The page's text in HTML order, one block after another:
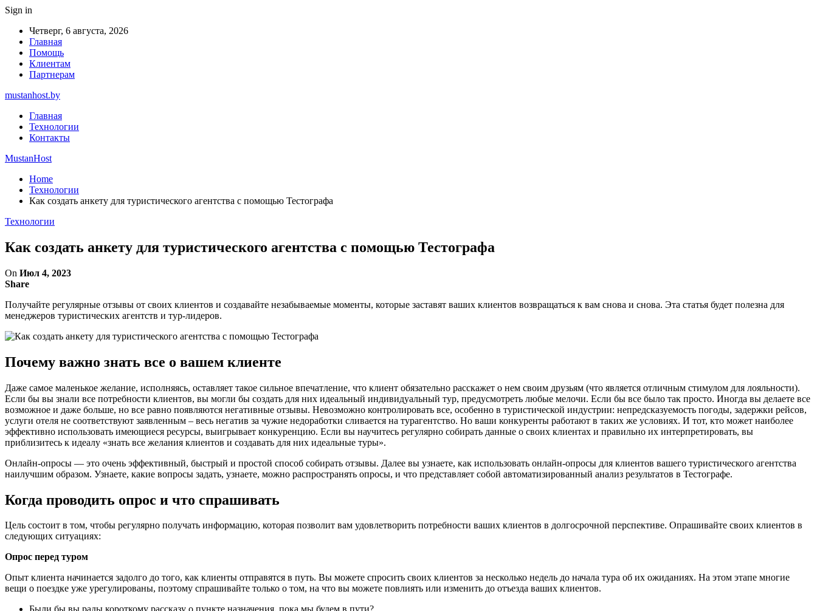
Sign in
Четверг, 6 августа, 2026
Главная
Помощь
Клиентам
Партнерам
mustanhost.by
Главная
Технологии
Контакты
MustanHost
Home
Технологии
Как создать анкету для туристического агентства с помощью Тестографа
Технологии
Как создать анкету для туристического агентства с помощью Тестографа
On Июл 4, 2023
Share
Получайте регулярные отзывы от своих клиентов и создавайте незабываемые моменты, которые заставят ваших клиентов возвращаться к вам снова и снова. Эта статья будет полезна для
менеджеров туристических агентств и тур-лидеров.
Почему важно знать все о вашем клиенте
Даже самое маленькое желание, исполняясь, оставляет такое сильное впечатление, что клиент обязательно расскажет о нем своим друзьям (что является отличным стимулом для лояльности).
Если бы вы знали все потребности клиентов, вы могли бы создать для них идеальный индивидуальный тур, предусмотреть любые мелочи. Если бы все было так просто. Иногда вы делаете все
возможное и даже больше, но все равно появляются негативные отзывы. Невозможно контролировать все, особенно в туристической индустрии: непредсказуемость погоды, задержки рейсов,
услуги отеля не соответствуют заявленным – весь негатив за чужие недоработки сливается на турагентство. Но ваши конкуренты работают в таких же условиях. И тот, кто может наиболее
эффективно использовать имеющиеся ресурсы, выигрывает конкуренцию. Если вы научитесь регулярно собирать данные о своих клиентах и правильно их интерпретировать, вы
приблизитесь к идеалу «знать все желания клиентов и создавать для них идеальные туры».
Онлайн-опросы — это очень эффективный, быстрый и простой способ собирать отзывы. Далее вы узнаете, как использовать онлайн-опросы для клиентов вашего туристического агентства
наилучшим образом. Узнаете, какие вопросы задать, узнаете, можно распространять опросы, и что представляет собой автоматизированный анализ результатов в Тестографе.
Когда проводить опрос и что спрашивать
Цель состоит в том, чтобы регулярно получать информацию, которая позволит вам удовлетворить потребности ваших клиентов в долгосрочной перспективе. Опрашивайте своих клиентов в
следующих ситуациях:
Опрос перед туром
Опыт клиента начинается задолго до того, как клиенты отправятся в путь. Вы можете спросить своих клиентов за несколько недель до начала тура об их ожиданиях. На этом этапе многие
вещи о поездке уже урегулированы, поэтому спрашивайте только о том, на что вы можете повлиять или изменить до отъезда ваших клиентов.